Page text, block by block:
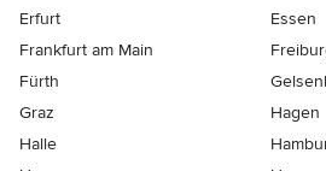
Erfurt
Essen
Frankfurt am Main
Fürth
Graz
Hagen
Halle